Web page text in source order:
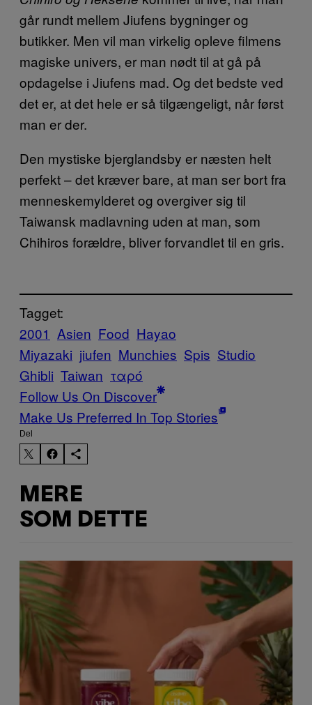
går rundt mellem Jiufens bygninger og
butikker. Men vil man virkelig opleve filmens
magiske univers, er man nødt til at gå på
opdagelse i Jiufens mad. Og det bedste ved
det er, at det hele er så tilgængeligt, når først
man er der.
Den mystiske bjerglandsby er næsten helt
perfekt – det kræver bare, at man ser bort fra
menneskemylderet og overgiver sig til
Taiwansk madlavning uden at man, som
Chihiros forældre, bliver forvandlet til en gris.
Tagget:
2001 Asien Food Hayao
Miyazaki jiufen Munchies Spis Studio
Ghibli Taiwan ταρό
Follow Us On Discover
Make Us Preferred In Top Stories
Del
MERE
SOM DETTE